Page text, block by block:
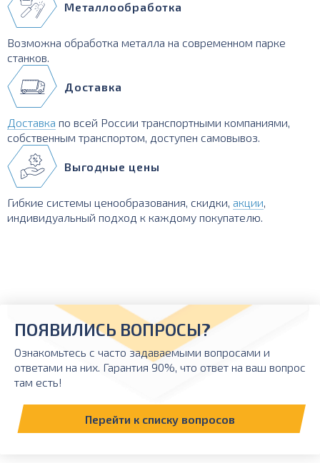
Металлообработка
Возможна обработка металла на современном парке
станков.
Доставка
Доставка по всей России транспортными компаниями,
собственным транспортом, доступен самовывоз.
Выгодные цены
Гибкие системы ценообразования, скидки, акции,
индивидуальный подход к каждому покупателю.
ПОЯВИЛИСЬ ВОПРОСЫ?
Ознакомьтесь с часто задаваемыми вопросами и
ответами на них. Гарантия 90%, что ответ на ваш вопрос
там есть!
Перейти к списку вопросов